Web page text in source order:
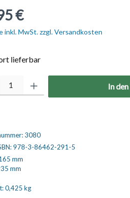
€
inkl. MwSt. zzgl. Versandkosten
lieferbar
In
3080
978-3-86462-291-5
mm
mm
0,425 kg